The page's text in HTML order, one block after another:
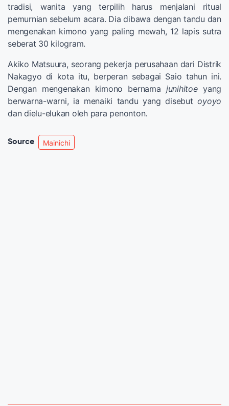
tradisi, wanita yang terpilih harus menjalani ritual
pemurnian sebelum acara. Dia dibawa dengan tandu dan
mengenakan kimono yang paling mewah, 12 lapis sutra
seberat 30 kilogram.
Akiko Matsuura, seorang pekerja perusahaan dari Distrik
Nakagyo di kota itu, berperan sebagai Saio tahun ini.
Dengan mengenakan kimono bernama junihitoeyang
berwarna-warni, ia menaiki tandu yang disebutoyoyo
dan dielu-elukan oleh para penonton.
Source Mainichi